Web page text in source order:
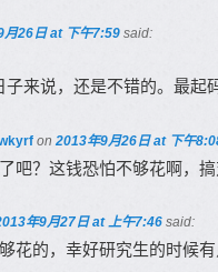
月26日 at 下午7:59 said:
来说，还是不错的。最起
on 2013年9月26日 at 下午
吧？这钱恐怕不够花啊，
年9月27日 at 上午7:46 said:
花的，幸好研究生的时候